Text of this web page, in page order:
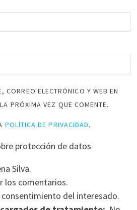
CORREO ELECTRÓNICO Y WEB EN
PRÓXIMA VEZ QUE COMENTE.
POLÍTICA DE PRIVACIDAD.
protección de datos
Silva.
los comentarios.
consentimiento del interesado.